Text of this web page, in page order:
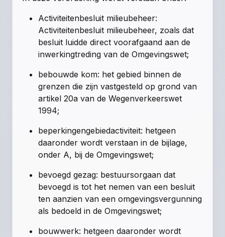
Activiteitenbesluit milieubeheer:
Activiteitenbesluit milieubeheer, zoals dat
besluit luidde direct voorafgaand aan de
inwerkingtreding van de Omgevingswet;
bebouwde kom: het gebied binnen de
grenzen die zijn vastgesteld op grond van
artikel 20a van de Wegenverkeerswet
1994;
beperkingengebiedactiviteit: hetgeen
daaronder wordt verstaan in de bijlage,
onder A, bij de Omgevingswet;
bevoegd gezag: bestuursorgaan dat
bevoegd is tot het nemen van een besluit
ten aanzien van een omgevingsvergunning
als bedoeld in de Omgevingswet;
bouwwerk: hetgeen daaronder wordt